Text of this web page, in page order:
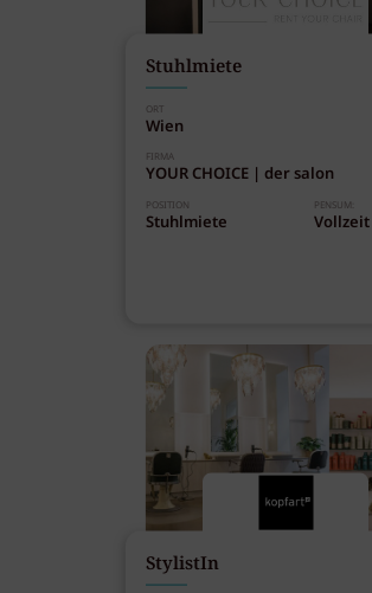
Stuhlmiete
ORT
Wien
FIRMA
YOUR CHOICE | der salon
POSITION
Stuhlmiete
PENSUM:
Vollzeit
StylistIn